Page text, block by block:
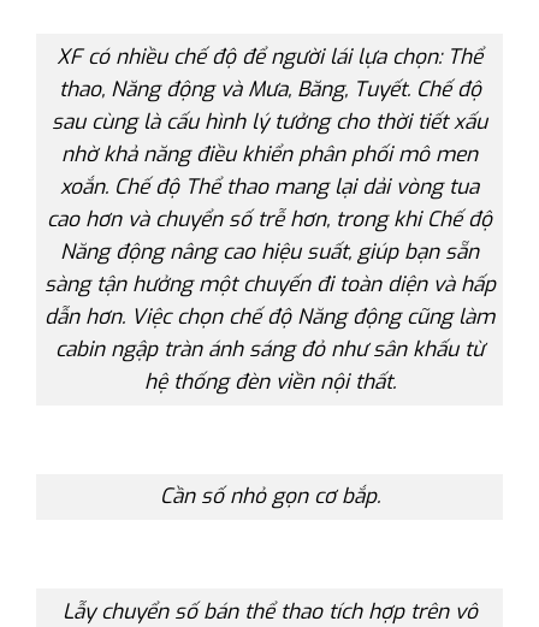
XF có nhiều chế độ để người lái lựa chọn: Thể
thao, Năng động và Mưa, Băng, Tuyết. Chế độ
sau cùng là cấu hình lý tưởng cho thời tiết xấu
nhờ khả năng điều khiển phân phối mô men
xoắn. Chế độ Thể thao mang lại dải vòng tua
cao hơn và chuyển số trễ hơn, trong khi Chế độ
Năng động nâng cao hiệu suất, giúp bạn sẵn
sàng tận hưởng một chuyến đi toàn diện và hấp
dẫn hơn. Việc chọn chế độ Năng động cũng làm
cabin ngập tràn ánh sáng đỏ như sân khấu từ
hệ thống đèn viền nội thất.
Cần số nhỏ gọn cơ bắp.
Lẫy chuyển số bán thể thao tích hợp trên vô